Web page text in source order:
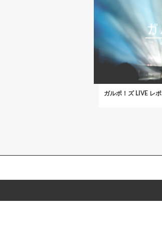
ガルポ！ズ LIVE レポ